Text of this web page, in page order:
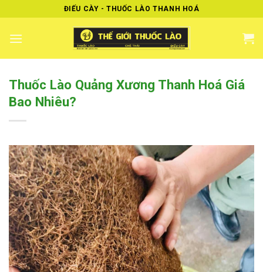
to
content
ĐIẾU CÀY - THUỐC LÀO THANH HOÁ
Thuốc Lào Quảng Xương Thanh Hoá Giá
Bao Nhiêu?